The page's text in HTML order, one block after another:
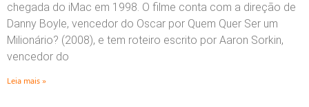
chegada do iMac em 1998. O filme conta com a direção de
Danny Boyle, vencedor do Oscar por Quem Quer Ser um
Milionário? (2008), e tem roteiro escrito por Aaron Sorkin,
vencedor do
Leia mais »